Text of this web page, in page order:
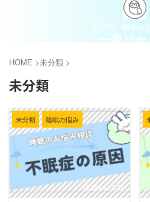
質の良い睡眠
一息リ
HOME >未分類 >
未分類
未分類 睡眠の悩み
2024/10/28